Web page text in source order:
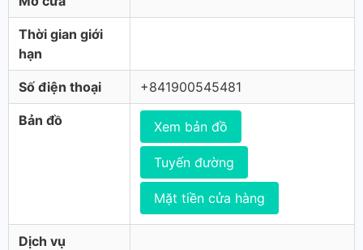
Thời gian giới
hạn
Số điện thoại +841900545481
Bản đồ Xem bản đồ
Tuyến đường
Mặt tiền cửa hàng
Dịch vụ